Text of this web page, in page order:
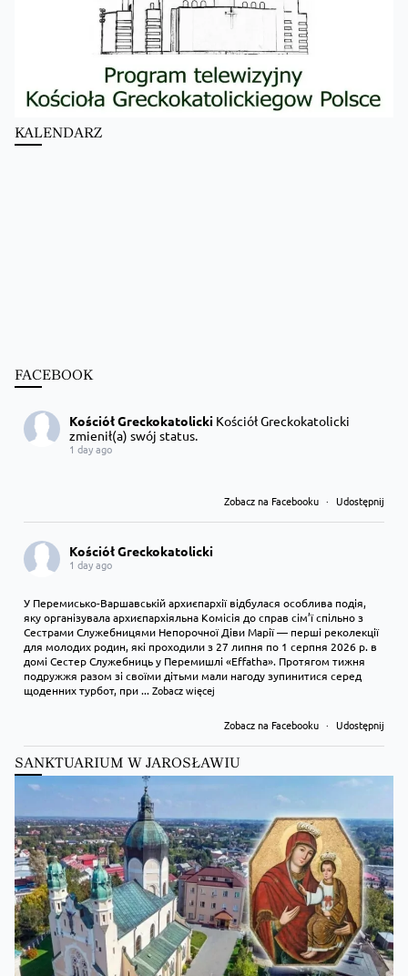
KALENDARZ
FACEBOOK
Kościół Greckokatolicki Kościół Greckokatolicki
zmienił(a) swój status.
1 day ago
Zobacz na Facebooku · Udostępnij
Kościół Greckokatolicki
1 day ago
У Перемисько-Варшавській архиєпархії відбулася особлива подія,
яку організувала архиєпархіяльна Комісія до справ сім’ї спільно з
Сестрами Служебницями Непорочної Діви Марії — перші реколекції
для молодих родин, які проходили з 27 липня по 1 серпня 2026 р. в
домі Сестер Служебниць у Перемишлі «Effatha». Протягом тижня
подружжя разом зі своїми дітьми мали нагоду зупинитися серед
щоденних турбот, при...Zobacz więcej
Zobacz na Facebooku · Udostępnij
Kościół Greckokatolicki
Преображення Господнє в Лодзі
SANKTUARIUM W JAROSŁAWIU